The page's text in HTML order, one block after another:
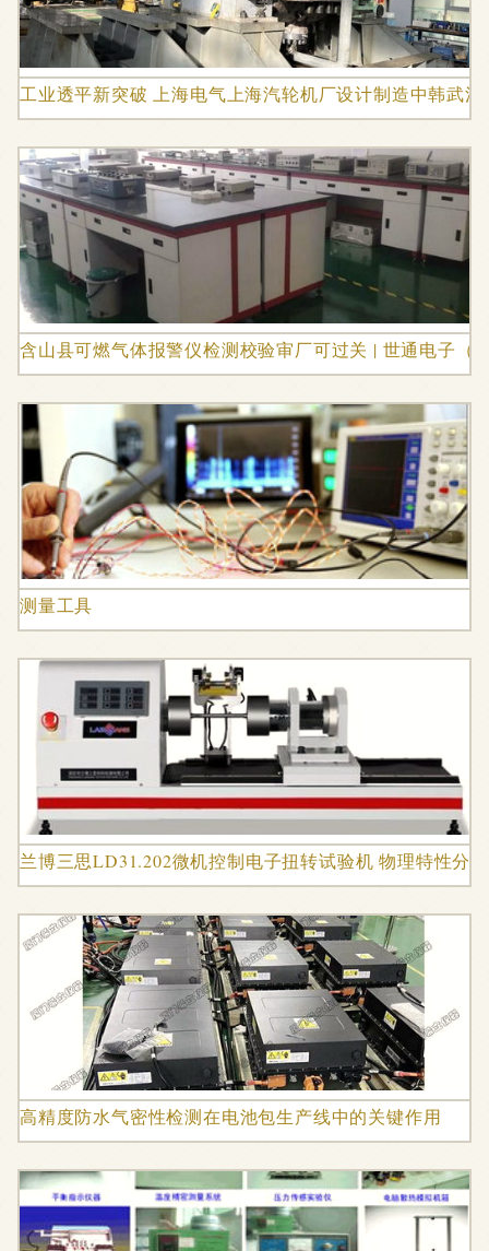
工业透平新突破 上海电气上海汽轮机厂设计制造中韩武
含山县可燃气体报警仪检测校验审厂可过关 | 世通电子（
测量工具
兰博三思LD31.202微机控制电子扭转试验机 物理特性分
高精度防水气密性检测在电池包生产线中的关键作用